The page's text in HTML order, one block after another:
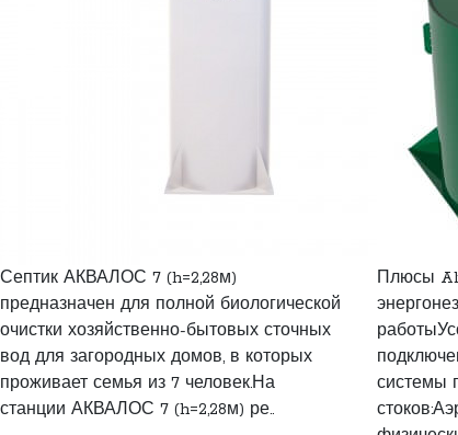
Септик АКВАЛОС 7 (h=2,28м)
предназначен для полной биологической
очистки хозяйственно-бытовых сточных
вод для загородных домов, в которых
проживает семья из 7 человек.На
станции АКВАЛОС 7 (h=2,28м) ре..
Плюсы
системы